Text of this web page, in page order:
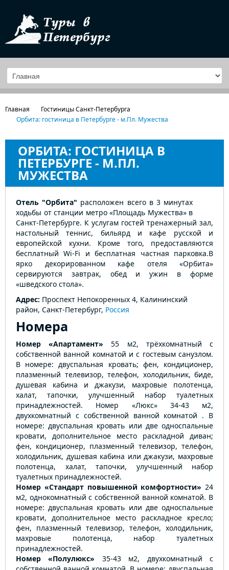
Главная
Гостиницы Санкт-Петербурга
Орбита: гостиница в Петербурге - м.Пл. Мужества
ОРБИТА: ГОСТИНИЦА В
ПЕТЕРБУРГЕ - М.ПЛ.
МУЖЕСТВА
Отель "Орбита" расположен всего в 3 минутах
ходьбы от станции метро «Площадь Мужества» в
Санкт-Петербурге. К услугам гостей тренажерный зал,
настольный теннис, бильярд и кафе русской и
европейской кухни. Кроме того, предоставляются
бесплатный Wi-Fi и бесплатная частная парковка.В
ярко декорированном кафе отеля «Орбита»
сервируются завтрак, обед и ужин в форме
«шведского стола».
Адрес: Проспект Непокоренных 4, Калининский
район, Санкт-Петербург, Россия
Номера
Номер «Апартамент» 55 м2, трёхкомнатный с
собственной ванной комнатой и с гостевым санузлом.
В номере: двуспальная кровать; фен, кондиционер,
плазменный телевизор, телефон, холодильник, биде,
душевая кабина и джакузи, махровые полотенца,
халат, тапочки, улучшенный набор туалетных
принадлежностей. Номер «Люкс» 34-43 м2,
двухкомнатный с собственной ванной комнатой . В
номере: двуспальная кровать или две односпальные
кровати, дополнительное место раскладной диван;
фен, кондиционер, плазменный телевизор, телефон,
холодильник, душевая кабина или джакузи, махровые
полотенца, халат, тапочки, улучшенный набор
туалетных принадлежностей.
Номер «Стандарт повышенной комфортности» 24
м2, однокомнатный с собственной ванной комнатой. В
номере: двуспальная кровать или две односпальные
кровати, дополнительное место раскладное кресло;
фен, плазменный телевизор, телефон, холодильник,
махровые полотенца, набор туалетных
принадлежностей.
Номер «Полулюкс» 35-43 м2, двухкомнатный с